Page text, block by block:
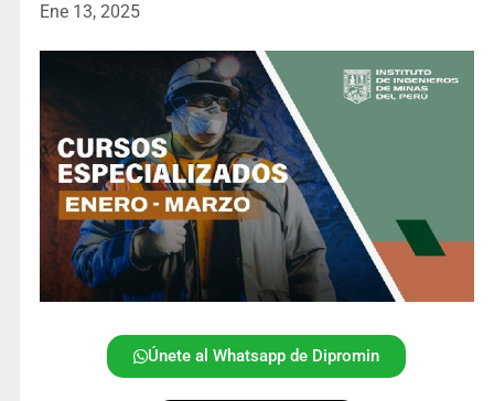
Ene 13, 2025
Únete al Whatsapp de Dipromin